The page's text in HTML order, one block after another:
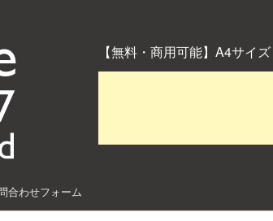
【無料・商用可能】A4サイ
合わせフォーム